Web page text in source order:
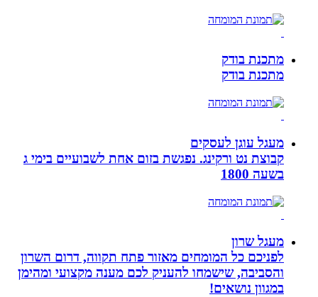
מתכנת בודק
מתכנת בודק
מעגל עוגן לעסקים
קבוצת נט ורקינג. נפגשת בזום אחת לשבועיים בימי ג
בשעה 1800
מעגל שרון
לפניכם כל המומחים מאזור פתח תקווה, דרום השרון
והסביבה, שישמחו להעניק לכם מענה מקצועי ומהימן
במגוון נושאים!